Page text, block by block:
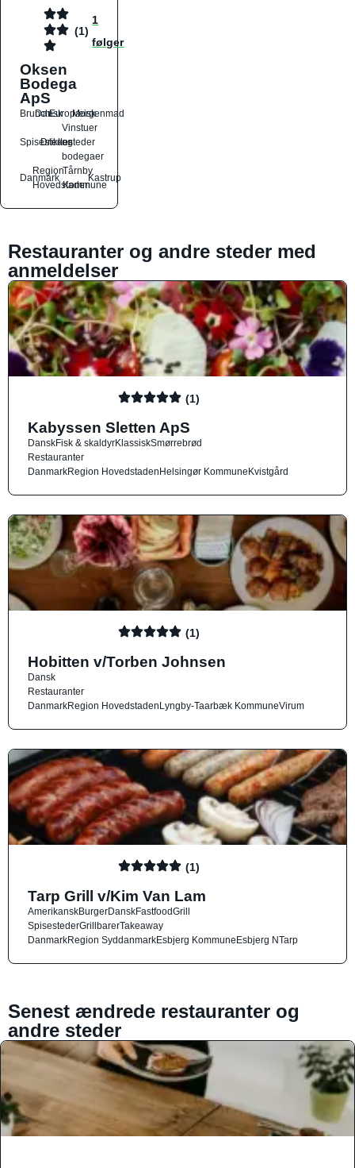
(1)
1
følger
Oksen
Bodega
ApS
Brunch
DanskEuropæiskMorgenmad
Spisesteder
Drikkesteder
Vinstuer
og
bodegaer
Danmark
Region
Hovedstaden
Tårnby
Kommune
Kastrup
Restauranter og andre steder med
anmeldelser
(1)
Kabyssen Sletten ApS
DanskFisk & skaldyrKlassiskSmørrebrød
Restauranter
DanmarkRegion HovedstadenHelsingør KommuneKvistgård
(1)
Hobitten v/Torben Johnsen
Dansk
Restauranter
DanmarkRegion HovedstadenLyngby-Taarbæk KommuneVirum
(1)
Tarp Grill v/Kim Van Lam
AmerikanskBurgerDanskFastfoodGrill
SpisestederGrillbarerTakeaway
DanmarkRegion SyddanmarkEsbjerg KommuneEsbjerg NTarp
Senest ændrede restauranter og
andre steder